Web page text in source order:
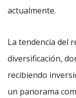
actualmente.
La tendencia del
diversificación,
recibiendo
un panorama